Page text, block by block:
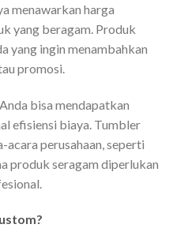
menawarkan harga
yang beragam. Produk
yang ingin menambahkan
promosi.
bisa mendapatkan
efisiensi biaya. Tumbler
perusahaan, seperti
produk seragam diperlukan